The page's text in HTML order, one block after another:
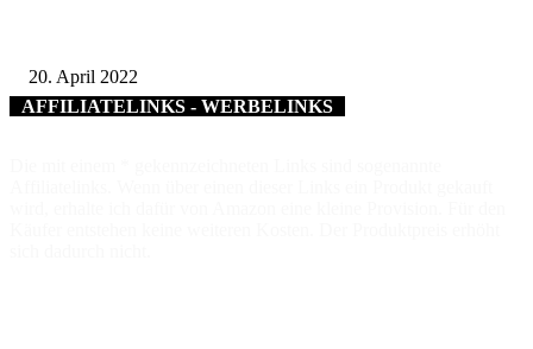
20. April 2022
AFFILIATELINKS - WERBELINKS